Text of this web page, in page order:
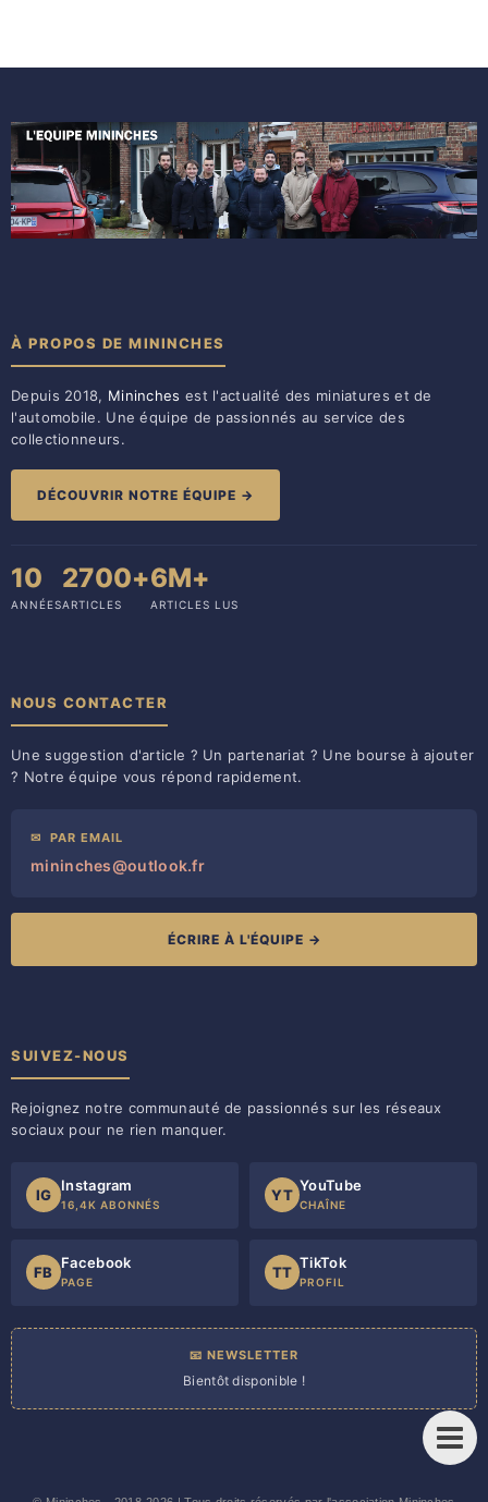
À PROPOS DE MININCHES
Depuis 2018, Mininches est l'actualité des miniatures et de
l'automobile. Une équipe de passionnés au service des
collectionneurs.
DÉCOUVRIR NOTRE ÉQUIPE →
10
ANNÉES
2700+
ARTICLES
6M+
ARTICLES LUS
NOUS CONTACTER
Une suggestion d'article ? Un partenariat ? Une bourse à ajouter
? Notre équipe vous répond rapidement.
✉ PAR EMAIL
mininches@outlook.fr
ÉCRIRE À L'ÉQUIPE →
SUIVEZ-NOUS
Rejoignez notre communauté de passionnés sur les réseaux
sociaux pour ne rien manquer.
IG
Instagram
16,4K ABONNÉS
YT
YouTube
CHAÎNE
FB
Facebook
PAGE
TT
TikTok
PROFIL
📧 NEWSLETTER
Bientôt disponible !